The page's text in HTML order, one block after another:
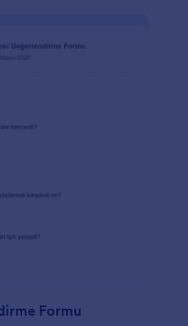
müşterileriniz için
arka plan görüntü
işlerinizle değiştirin.
Formu